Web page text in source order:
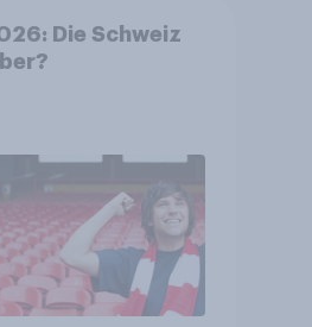
Die Schweiz